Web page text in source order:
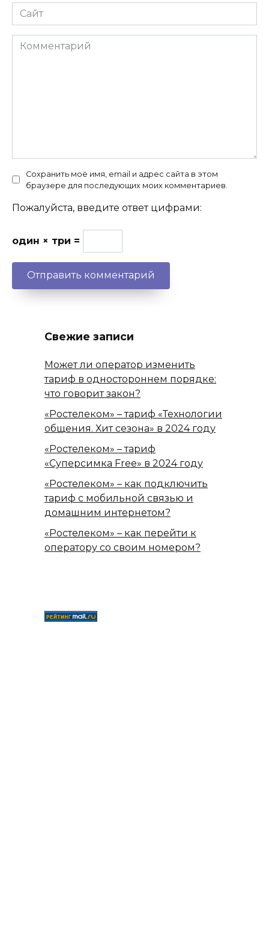
Сайт
Комментарий
Сохранить моё имя, email и адрес сайта в этом
браузере для последующих моих комментариев.
Пожалуйста, введите ответ цифрами:
один × три =
Свежие записи
Может ли оператор изменить
тариф в одностороннем порядке:
что говорит закон?
«Ростелеком» – тариф «Технологии
общения. Хит сезона» в 2024 году
«Ростелеком» – тариф
«Суперсимка Free» в 2024 году
«Ростелеком» – как подключить
тариф с мобильной связью и
домашним интернетом?
«Ростелеком» – как перейти к
оператору со своим номером?